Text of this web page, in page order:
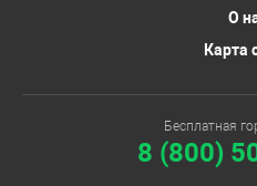
О
Карта
Бесплатная
8 (800)